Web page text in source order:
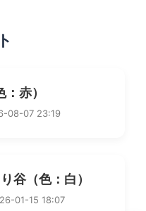
赤）
08-07 23:19
谷（色：白）
01-15 18:07